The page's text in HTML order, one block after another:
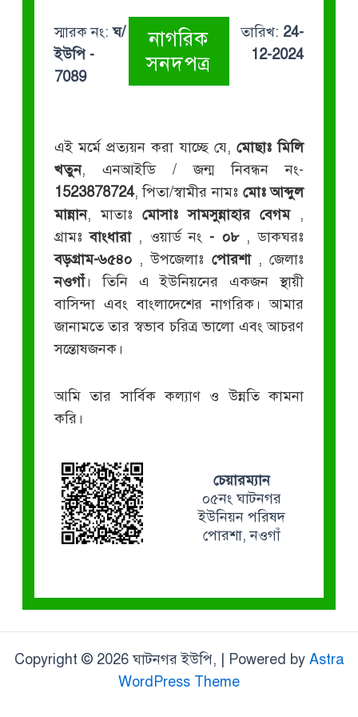
স্মারক নং:ঘ/
ইউপি -
7089
নাগরিক
সনদপত্র
তারিখ: 24-
12-2024
এই মর্মে প্রত্যয়ন করা যাচ্ছে যে,মোছাঃ মিলি
খতুন, এনআইডি / জন্ম নিবন্ধন নং-
1523878724, পিতা/স্বামীর নামঃ মোঃ আব্দুল
মান্নান, মাতাঃ মোসাঃ সামসুন্নাহার বেগম ,
গ্রামঃবাংধারা , ওয়ার্ড নং - ০৮ , ডাকঘরঃ
বড়গ্রাম-৬৫৪০ , উপজেলাঃ পোরশা , জেলাঃ
নওগাঁ। তিনি এ ইউনিয়নের একজন স্থায়ী
বাসিন্দা এবং বাংলাদেশের নাগরিক। আমার
জানামতে তার স্বভাব চরিত্র ভালো এবং আচরণ
সন্তোষজনক।
আমি তার সার্বিক কল্যাণ ও উন্নতি কামনা
করি।
চেয়ারম্যান
০৫নং ঘাটনগর
ইউনিয়ন পরিষদ
পোরশা, নওগাঁ
Copyright © 2026 ঘাটনগর ইউপি, | Powered by Astra
WordPress Theme